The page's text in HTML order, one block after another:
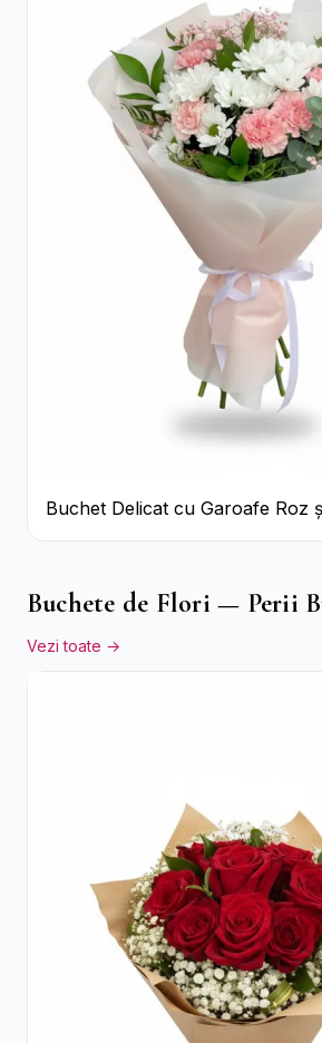
Buchet Delicat cu Garoafe Roz
Crizanteme Albe
Buchete de Flori — Perii
Vezi toate →